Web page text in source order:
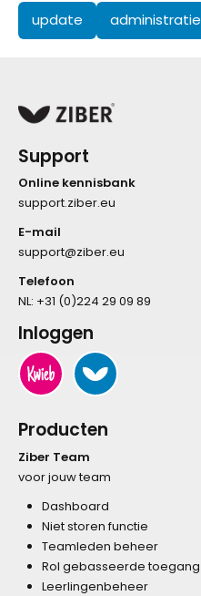
update administratie
Support
Online kennisbank
support.ziber.eu
E-mail
support@ziber.eu
Telefoon
NL: +31 (0)224 29 09 89
Inloggen
Producten
Ziber Team
voor jouw team
Dashboard
Niet storen functie
Teamleden beheer
Rol gebasseerde toegang
Leerlingenbeheer